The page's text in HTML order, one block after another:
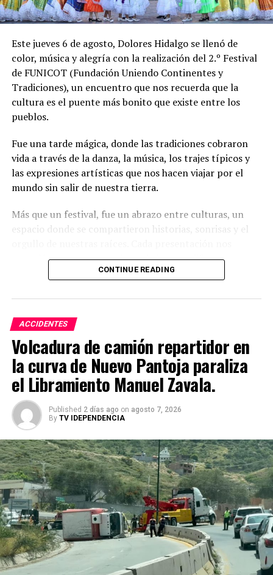
Este jueves 6 de agosto, Dolores Hidalgo se llenó de
color, música y alegría con la realización del 2.º Festival
de FUNICOT (Fundación Uniendo Continentes y
Tradiciones), un encuentro que nos recuerda que la
cultura es el puente más bonito que existe entre los
pueblos.
Fue una tarde mágica, donde las tradiciones cobraron
vida a través de la danza, la música, los trajes típicos y
las expresiones artísticas que nos hacen viajar por el
mundo sin salir de nuestra tierra.
Más que un festival, fue un abrazo entre culturas, un
espacio donde se compartieron historias, sonrisas y el
recordó que, aunque venimos de lugares diferentes, nos
une el amor por nuestras tradiciones y el deseo de vivir
En Dolores Hidalgo, Cuna de la Independencia Nacional,
celebramos con el corazón abierto esta diversidad que
nos enriquece, y seguimos abriendo las puertas a
experiencias que nos inspiran, nos unen y nos hacen
sentir parte de una misma familia: la familia del mundo.
CONTINUE READING
ACCIDENTES
Volcadura de camión repartidor en
la curva de Nuevo Pantoja paraliza
el Libramiento Manuel Zavala.
Published 2 días ago on agosto 7, 2026
By TV IDEPENDENCIA